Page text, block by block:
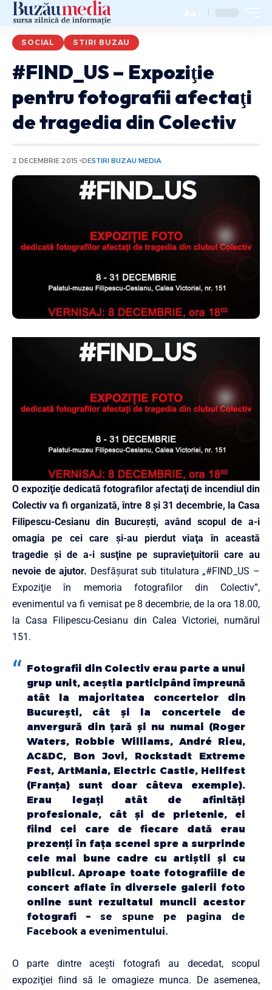
Aa
SOCIAL STIRI BUZAU
#FIND_US – Expoziţie
pentru fotografii afectaţi
de tragedia din Colectiv
2 DECEMBRIE 2015 DESTIRI BUZAU MEDIA
O expoziţie dedicată fotografilor afectaţi de incendiul din
Colectiv va fi organizată, între 8 şi 31 decembrie, la Casa
Filipescu-Cesianu din Bucureşti, având scopul de a-i
omagia pe cei care şi-au pierdut viaţa în această
tragedie şi de a-i susţine pe supravieţuitorii care au
nevoie de ajutor. Desfăşurat sub titulatura „#FIND_US –
Expoziţie în memoria fotografilor din Colectiv”,
evenimentul va fi vernisat pe 8 decembrie, de la ora 18.00,
la Casa Filipescu-Cesianu din Calea Victoriei, numărul
151.
Fotografii din Colectiv erau parte a unui
grup unit, aceştia participând împreună
atât la majoritatea concertelor din
Bucureşti, cât şi la concertele de
anvergură din ţară şi nu numai (Roger
Waters, Robbie Williams, André Rieu,
AC&DC, Bon Jovi, Rockstadt Extreme
Fest, ArtMania, Electric Castle, Hellfest
(Franţa) sunt doar câteva exemple).
Erau legaţi atât de afinităţi
profesionale, cât şi de prietenie, ei
fiind cei care de fiecare dată erau
prezenţi în faţa scenei spre a surprinde
cele mai bune cadre cu artiştii şi cu
publicul. Aproape toate fotografiile de
concert aflate în diversele galerii foto
online sunt rezultatul muncii acestor
fotografi –
se spune pe pagina de
Facebook a evenimentului.
O parte dintre aceşti fotografi au decedat, scopul
expoziţiei fiind să le omagieze munca. De asemenea,